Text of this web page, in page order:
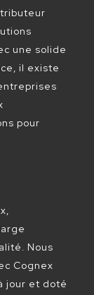
une solide
il existe
pour
Nous
Cognex
jour et doté